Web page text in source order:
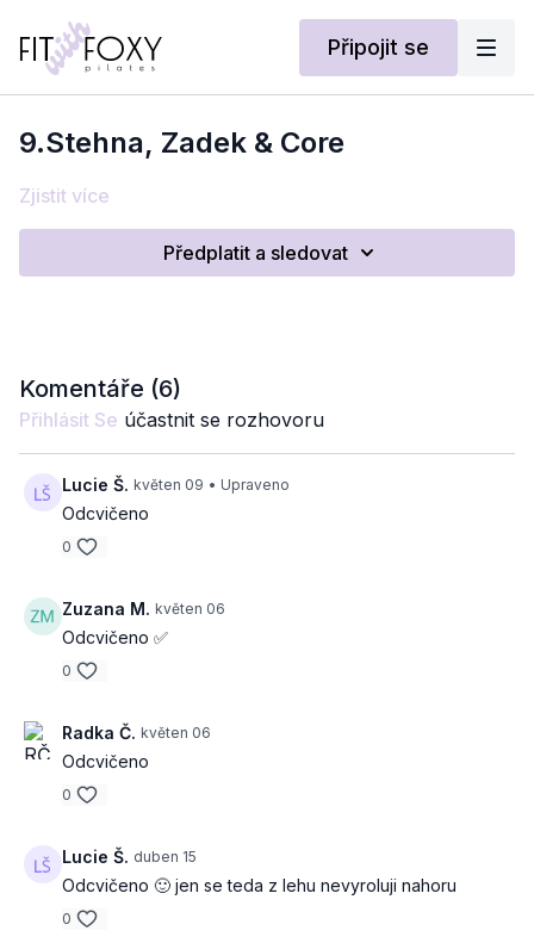
Připojit se
9.Stehna, Zadek & Core
Zjistit více
Předplatit a sledovat
Komentáře (6)
Přihlásit Se účastnit se rozhovoru
Lucie Š. květen 09 • Upraveno
Odcvičeno
0
Zuzana M. květen 06
Odcvičeno ✅
0
Radka Č. květen 06
Odcvičeno
0
Lucie Š. duben 15
Odcvičeno 🙂 jen se teda z lehu nevyroluji nahoru
0